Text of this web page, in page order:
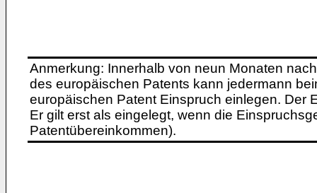
Anmerkung: Innerhalb von neun Monaten
des europäischen Patents kann jedermann
europäischen Patent Einspruch einlegen. Der
Er gilt erst als eingelegt, wenn die
Patentübereinkommen).